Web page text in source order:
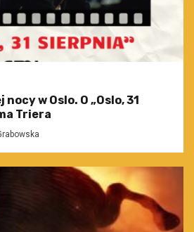
w Oslo. O „Oslo, 31
Triera